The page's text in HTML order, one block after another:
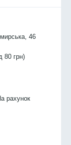
46
80 грн)
рахунок